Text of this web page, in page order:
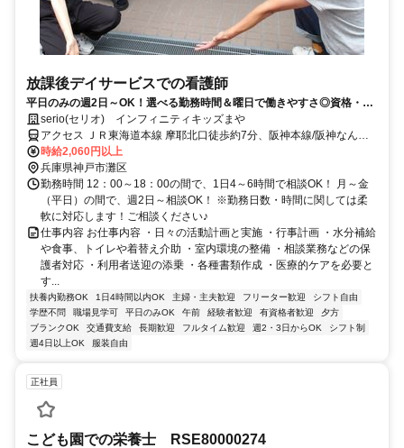
放課後デイサービスでの看護師
平日のみの週2日～OK！選べる勤務時間＆曜日で働きやすさ◎資格・経
験が活かせるお仕事★
serio(セリオ) インフィニティキッズまや
アクセス ＪＲ東海道本線 摩耶北口徒歩約7分、阪神本線/阪神なんば
線 大石徒歩約10分、阪神本線/阪神なんば線 西灘徒歩約12分 車通勤
可（駐車場代自己負担）※規定あり
時給2,060円以上
兵庫県神戸市灘区
勤務時間 12：00～18：00の間で、1日4～6時間で相談OK！ 月～金
（平日）の間で、週2日～相談OK！ ※勤務日数・時間に関しては柔
軟に対応します！ご相談ください♪
仕事内容 お仕事内容 ・日々の活動計画と実施 ・行事計画 ・水分補給
や食事、トイレや着替え介助 ・室内環境の整備 ・相談業務などの保
護者対応 ・利用者送迎の添乗 ・各種書類作成 ・医療的ケアを必要と
す...
扶養内勤務OK 1日4時間以内OK 主婦・主夫歓迎 フリーター歓迎
シフト自由
学歴不問
職場見学可 平日のみOK 午前 経験者歓迎 有資格者歓迎
夕方
ブランクOK
交通費支給 長期歓迎 フルタイム歓迎 週2・3日からOK
シフト制
週4日以上OK
服装自由
正社員
こども園での栄養士 RSE80000274